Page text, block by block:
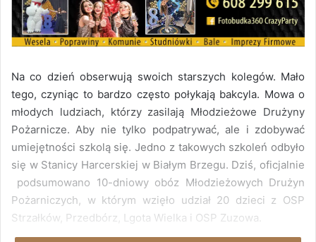
Na co dzień obserwują swoich starszych kolegów. Mało
tego, czyniąc to bardzo często połykają bakcyla. Mowa o
młodych ludziach, którzy zasilają Młodzieżowe Drużyny
Pożarnicze. Aby nie tylko podpatrywać, ale i zdobywać
umiejętności szkolą się. Jedno z takowych szkoleń odbyło
się w Stanicy Harcerskiej w Białym Brzegu. Dziś, oficjalnie
podsumowano 10-dniowy obóz Młodzieżowych Drużyn
Pożarniczych, w którym wzięło udział 20 dzieci z OSP
Strzałków, Przedbórz, Lgota Wielka i OSP Zuzowa.